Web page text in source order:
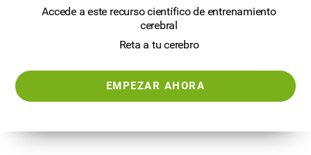
Accede a este recurso científico de entrenamiento
cerebral
Reta a tu cerebro
EMPEZAR AHORA